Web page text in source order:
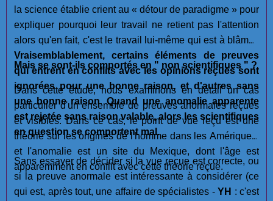
la science établie crient au « détour de paradigme » pour
expliquer pourquoi leur travail ne retient pas l'attention
alors qu'en fait, c'est le travail lui-même qui est à blâmer.
Vraisemblablement, certains éléments de preuves
qui entrent en conflits avec les opinions reçues sont
ignorées pour une bonne raison, et d'autres sans
une bonne raison.Quand une anomalie apparente
est rejetée sans raison valable, alors les scientifiques
en question se comportent mal.
Mais se sont-ils comportés en " non scientifiques " ?
Dans cette étude, nous examinons en détail un cas
particulier d'un ensemble de preuves anormales reçues
et visibles. Dans ce cas, le point de vue reçu est une
théorie sur les origines de l'homme dans les Amériques,
et l'anomalie est un site du Mexique, dont l'âge est
apparemment en conflit avec cette théorie reçue.
Sans essayer de décider si la vue reçue est correcte, ou
si la preuve anormale est intéressante à considérer (ce
qui est, après tout, une affaire de spécialistes - YH : c'est